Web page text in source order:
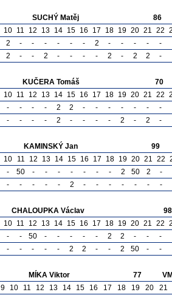
SUCHÝ Matěj
86
10 11 12 13 14 15 16 17 18 19 20 21 22
2 - - - - - - 2 - - - -
-
2 - - 2 - - - - 2 - 2 2 -
KUČERA Tomáš
70
10 11 12 13 14 15 16 17 18 19 20 21 22
- - - - 2 2 - - - - - -
-
- - - - 2 - - - - 2 - 2 -
KAMINSKÝ Jan
99
10 11 12 13 14 15 16 17 18 19 20 21 22
- 50 - - - - - - - 2 50 2
-
- - - - - 2 - - - - - - -
CHALOUPKA Václav
98
10 11 12 13 14 15 16 17 18 19 20 21 22
- - 50 - - - - - 2 2 - -
-
- - - - - 2 2 - - 2 50 - -
MÍKA Viktor 77
9 10 11 12 13 14 15 16 17 18 19 20 21